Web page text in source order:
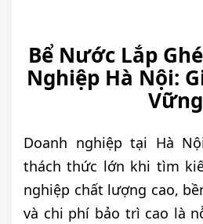
Bể Nước Lắp
Nghiệp Hà Nội:
Vững
Doanh nghiệp tại Hà
thách thức lớn khi tìm
nghiệp chất lượng cao,
và chi phí bảo trì cao là